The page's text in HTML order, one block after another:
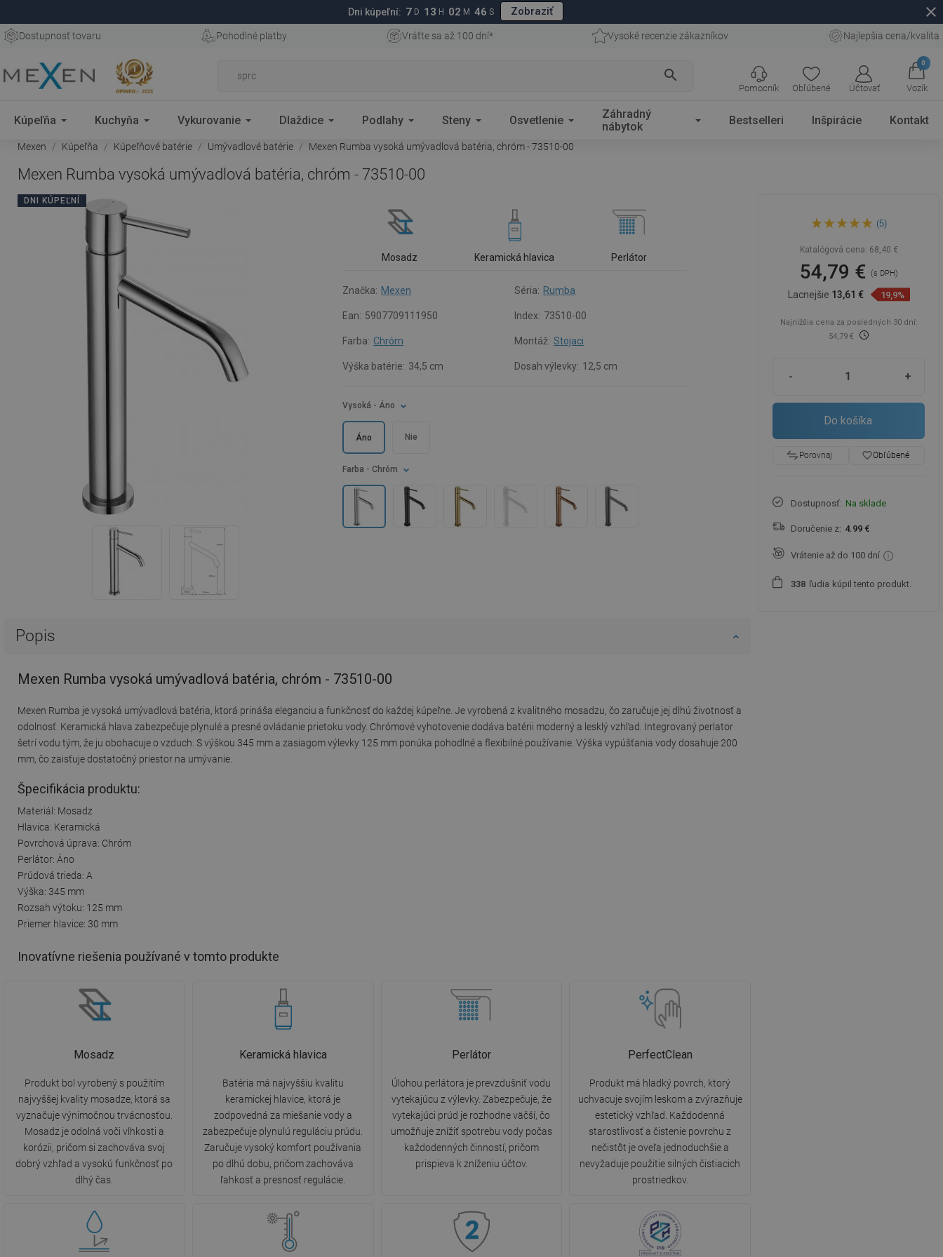
Dni kúpeľní: 7 D 13 H 02 M 45 S Zobraziť close
Dostupnosť tovaru Pohodlné platby Vráťte sa až 100 dní* Vysoké recenzie zákazníkov Najlepšia cena/kvalita
search
Obľúbené Účtovať
0
Vozík
Pomocník
Kúpeľňa Kuchyňa Vykurovanie Dlaždice Podlahy Steny Osvetlenie
Záhradný
nábytok
Bestselleri Inšpirácie Kontakt
Mexen Kúpeľňa Kúpeľňové batérie Umývadlové batérie Mexen Rumba vysoká umývadlová batéria, chróm - 73510-00
Mexen Rumba vysoká umývadlová batéria, chróm - 73510-00
DNI KÚPEĽNÍ
Mosadz Keramická hlavica Perlátor
Značka: Mexen Séria: Rumba
Ean: 5907709111950 Index: 73510-00
Farba: Chróm Montáž: Stojaci
Výška batérie: 34,5 cm Dosah výlevky: 12,5 cm
Farba - Chróm
Vysoká - Áno
Nie
Áno
Popis
Mexen Rumba vysoká umývadlová batéria, chróm - 73510-00
Mexen Rumba je vysoká umývadlová batéria, ktorá prináša eleganciu a funkčnosť do každej kúpeľne. Je vyrobená z kvalitného mosadzu, čo zaručuje jej dlhú životnosť a
odolnosť. Keramická hlava zabezpečuje plynulé a presné ovládanie prietoku vody. Chrómové vyhotovenie dodáva batérii moderný a lesklý vzhľad. Integrovaný perlator
šetrí vodu tým, že ju obohacuje o vzduch. S výškou 345 mm a zasiagom výlevky 125 mm ponúka pohodlné a flexibilné používanie. Výška vypúšťania vody dosahuje 200
mm, čo zaisťuje dostatočný priestor na umývanie.
Špecifikácia produktu:
Materiál: Mosadz
Hlavica: Keramická
Povrchová úprava: Chróm
Perlátor: Áno
Prúdová trieda: A
Výška: 345 mm
Rozsah výtoku: 125 mm
Priemer hlavice: 30 mm
Inovatívne riešenia používané v tomto produkte
Mosadz
Produkt bol vyrobený s použitím
najvyššej kvality mosadze, ktorá sa
vyznačuje výnimočnou trvácnosťou.
Mosadz je odolná voči vlhkosti a
korózii, pričom si zachováva svoj
dobrý vzhľad a vysokú funkčnosť po
dlhý čas.
Keramická hlavica
Batéria má najvyššiu kvalitu
keramickej hlavice, ktorá je
zodpovedná za miešanie vody a
zabezpečuje plynulú reguláciu prúdu.
Zaručuje vysoký komfort používania
po dlhú dobu, pričom zachováva
ľahkosť a presnosť regulácie.
Perlátor
Úlohou perlátora je prevzdušniť vodu
vytekajúcu z výlevky. Zabezpečuje, že
vytekajúci prúd je rozhodne väčší, čo
umožňuje znížiť spotrebu vody počas
každodenných činností, pričom
prispieva k zníženiu účtov.
PerfectClean
Produkt má hladký povrch, ktorý
uchvacuje svojím leskom a zvýrazňuje
estetický vzhľad. Každodenná
starostlivosť a čistenie povrchu z
nečistôt je oveľa jednoduchšie a
nevyžaduje použitie silných čistiacich
prostriedkov.
umývadlová batéria, chróm -
(5)
Katalógová cena: 68,40 €
54,79 € (s DPH)
Lacnejšie 13,61 € 19,9%
Najnižšia cena za posledných 30 dní:
54,79 €
- +
Do košíka
Porovnaj favorite_borderObľúbené
Dostupnosť: Na sklade
Doručenie z: 4.99 €
Vrátenie až do 100 dní
338 ľudia kúpil tento produkt.